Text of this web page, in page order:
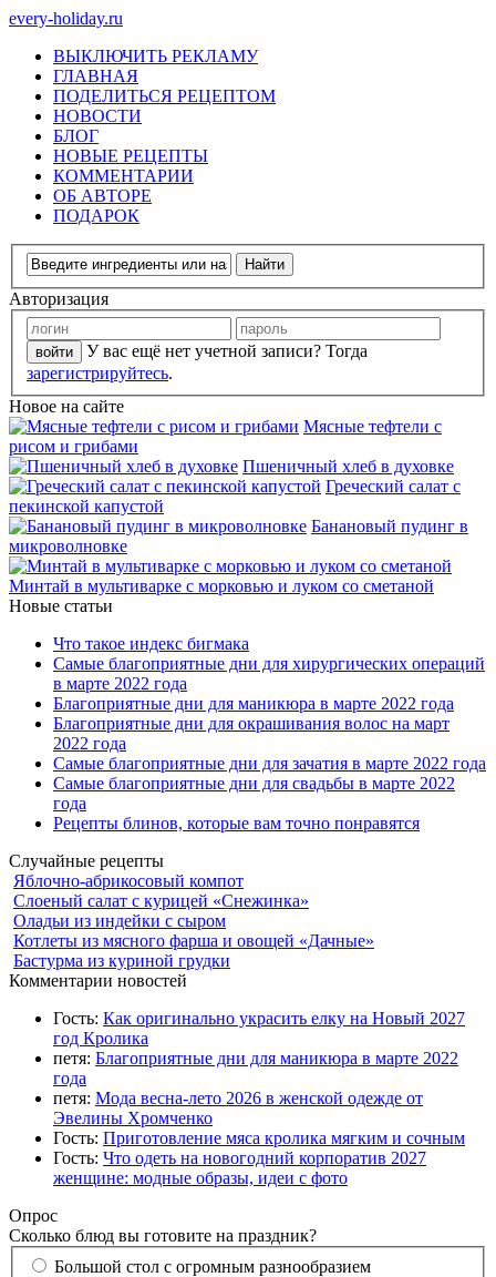
every-holiday.ru
ВЫКЛЮЧИТЬ РЕКЛАМУ
ГЛАВНАЯ
ПОДЕЛИТЬСЯ РЕЦЕПТОМ
НОВОСТИ
БЛОГ
НОВЫЕ РЕЦЕПТЫ
КОММЕНТАРИИ
ОБ АВТОРЕ
ПОДАРОК
Авторизация
У вас ещё нет учетной записи? Тогда
зарегистрируйтесь.
Новое на сайте
Мясные тефтели с
рисом и грибами
Пшеничный хлеб в духовке
Греческий салат с
пекинской капустой
Банановый пудинг в
микроволновке
Минтай в мультиварке с морковью и луком со сметаной
Новые статьи
Что такое индекс бигмака
Самые благоприятные дни для хирургических операций
в марте 2022 года
Благоприятные дни для маникюра в марте 2022 года
Благоприятные дни для окрашивания волос на март
2022 года
Самые благоприятные дни для зачатия в марте 2022 года
Самые благоприятные дни для свадьбы в марте 2022
года
Рецепты блинов, которые вам точно понравятся
Случайные рецепты
Яблочно-абрикосовый компот
Слоеный салат с курицей «Снежинка»
Оладьи из индейки с сыром
Котлеты из мясного фарша и овощей «Дачные»
Бастурма из куриной грудки
Комментарии новостей
Гость: Как оригинально украсить елку на Новый 2027
год Кролика
петя: Благоприятные дни для маникюра в марте 2022
года
петя: Мода весна-лето 2026 в женской одежде от
Эвелины Хромченко
Гость: Приготовление мяса кролика мягким и сочным
Гость: Что одеть на новогодний корпоратив 2027
женщине: модные образы, идеи с фото
Опрос
Сколько блюд вы готовите на праздник?
Большой стол с огромным разнообразием